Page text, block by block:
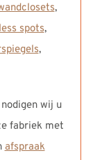
,
spots,
,
wij u
fabriek met
afspraak